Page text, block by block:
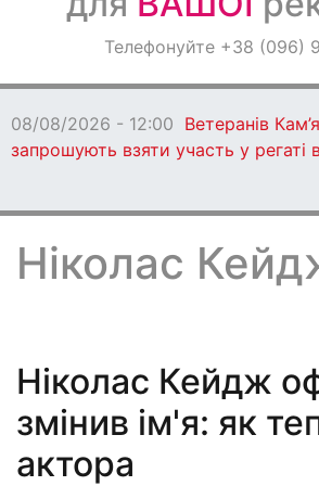
ОголошенняТелефонуйте +38 (096)
08/08/2026 - 12:00 Ветеранів
запрошують взяти участь у регаті
Ніколас
Ніколас Кейдж
змінив ім'я: як
актора